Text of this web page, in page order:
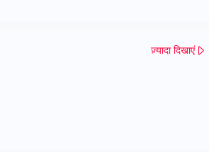
ज़्यादा दिखाएं